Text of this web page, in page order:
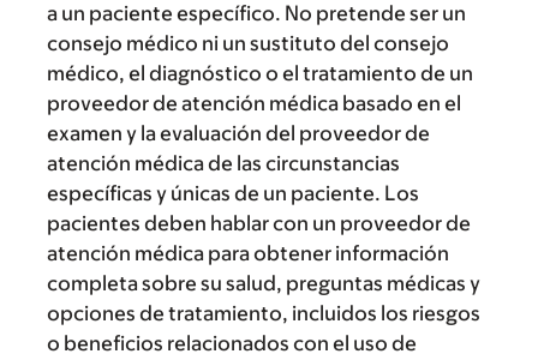
a un paciente específico. No pretende ser un
consejo médico ni un sustituto del consejo
médico, el diagnóstico o el tratamiento de un
proveedor de atención médica basado en el
examen y la evaluación del proveedor de
atención médica de las circunstancias
específicas y únicas de un paciente. Los
pacientes deben hablar con un proveedor de
atención médica para obtener información
completa sobre su salud, preguntas médicas y
opciones de tratamiento, incluidos los riesgos
o beneficios relacionados con el uso de